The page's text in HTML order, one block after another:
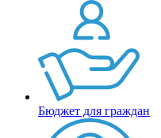
Бюджет для граждан